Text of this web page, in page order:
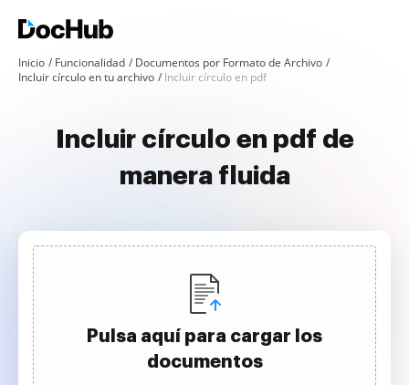
Inicio Funcionalidad
Documentos por Formato de Archivo
Incluir círculo en tu archivo
Incluir círculo en pdf
Incluir círculo en pdf de
manera fluida
Pulsa aquí para cargar los
documentos